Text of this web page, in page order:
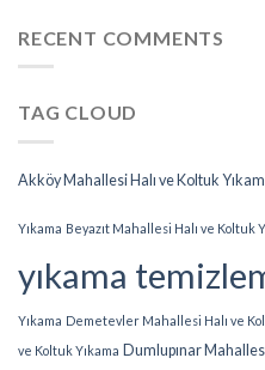
RECENT COMMENTS
TAG CLOUD
Akköy Mahallesi Halı ve Koltuk
Yıkama Beyazıt Mahallesi Halı ve Koltuk
yıkama
Yıkama Demetevler Mahallesi Halı ve
ve Koltuk Yıkama Dumlupınar